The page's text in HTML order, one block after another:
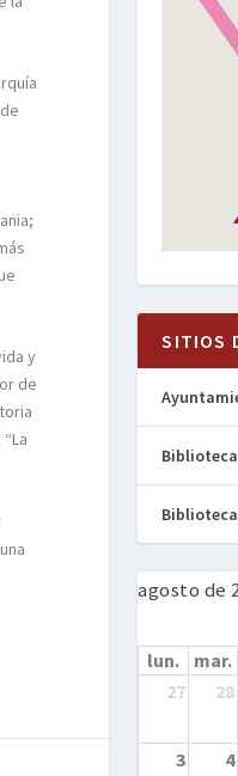
y
de
SITIOS
agosto de
lun. mar.
27
28
3 4